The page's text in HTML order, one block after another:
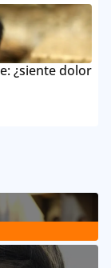
¿siente dolor